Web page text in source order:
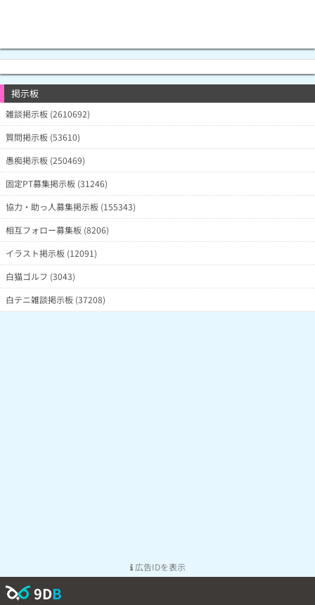
掲示板
雑談掲示板 (2610692)
質問掲示板 (53610)
愚痴掲示板 (250469)
固定PT募集掲示板 (31246)
協力・助っ人募集掲示板 (155343)
相互フォロー募集板 (8206)
イラスト掲示板 (12091)
白猫ゴルフ (3043)
白テニ雑談掲示板 (37208)
広告IDを表示
9DB